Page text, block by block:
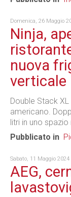
Domenica, 26 Maggio
Ninja,
nuova
verticale
Double Stack
americano.
litri in uno
Pubblicato in
Sabato, 11 Maggio 2024
AEG,